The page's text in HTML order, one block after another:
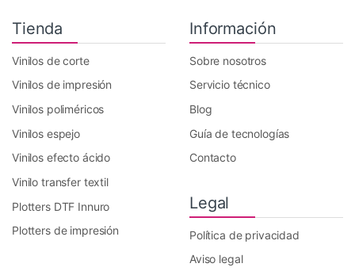
Tienda
Vinilos de corte
Vinilos de impresión
Vinilos poliméricos
Vinilos espejo
Vinilos efecto ácido
Vinilo transfer textil
Plotters DTF Innuro
Plotters de impresión
Información
Sobre nosotros
Servicio técnico
Blog
Guía de tecnologías
Contacto
Legal
Política de privacidad
Aviso legal